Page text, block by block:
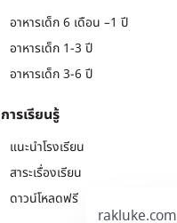
อาหารเด็ก 6 เดือน –1 ปี
อาหารเด็ก 1-3 ปี
อาหารเด็ก 3-6 ปี
การเรียนรู้
แนะนำโรงเรียน
สาระเรื่องเรียน
ดาวน์โหลดฟรี